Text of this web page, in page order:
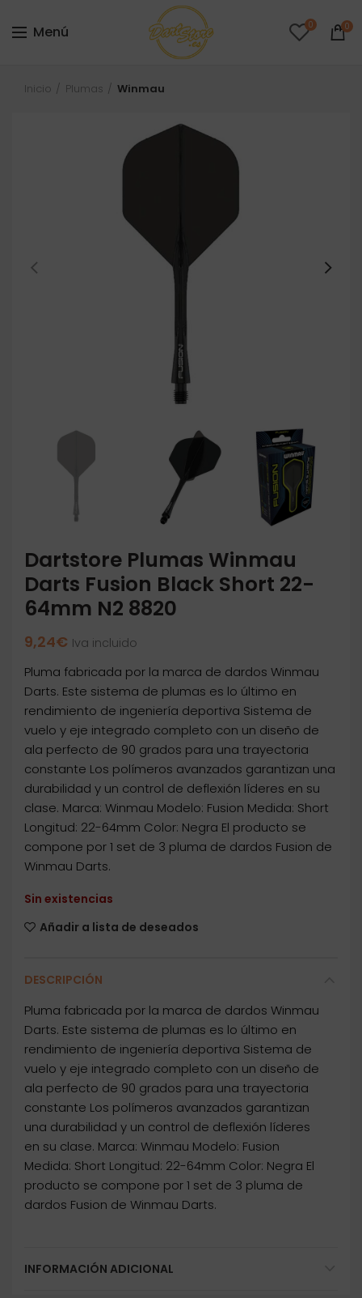
Menú 0 0
Inicio Plumas Winmau
Dartstore Plumas Winmau
Darts Fusion Black Short 22-
64mm N2 8820
9,24€ Iva incluido
Pluma fabricada por la marca de dardos Winmau
Darts. Este sistema de plumas es lo último en
rendimiento de ingeniería deportiva Sistema de
vuelo y eje integrado completo con un diseño de
ala perfecto de 90 grados para una trayectoria
constante Los polímeros avanzados garantizan una
durabilidad y un control de deflexión líderes en su
clase. Marca: Winmau Modelo: Fusion Medida: Short
Longitud: 22-64mm Color: Negra El producto se
compone por 1 set de 3 pluma de dardos Fusion de
Winmau Darts.
Sin existencias
Añadir a lista de deseados
DESCRIPCIÓN
Pluma fabricada por la marca de dardos Winmau
Darts. Este sistema de plumas es lo último en
rendimiento de ingeniería deportiva Sistema de
vuelo y eje integrado completo con un diseño de
ala perfecto de 90 grados para una trayectoria
constante Los polímeros avanzados garantizan
una durabilidad y un control de deflexión líderes
en su clase. Marca: Winmau Modelo: Fusion
Medida: Short Longitud: 22-64mm Color: Negra El
producto se compone por 1 set de 3 pluma de
dardos Fusion de Winmau Darts.
INFORMACIÓN ADICIONAL